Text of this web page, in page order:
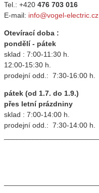
Tel.: +420 476 703 016
E-mail: info@vogel-electric.cz
Otevírací doba :
pondělí - pátek
sklad : 7:00-11:30 h.
12:00-15:30 h.
prodejní odd.: 7:30-16:00 h.
pátek (od 1.7. do 1.9.)
přes letní prázdniny
sklad : 7:00-14:00 h.
prodejní odd.: 7:30-14:00 h.